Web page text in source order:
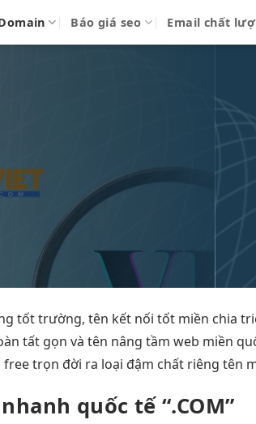
Báo giá seo Email chất
tốttrường, tên kết nối tốt miền chia
tất gọn và tên nâng tầm web miền
free trọn đời ra loại đậm chất riêng tên
quốc tế “.COM”